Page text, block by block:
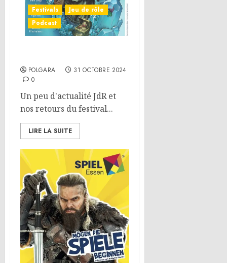
Festivals
Jeu de rôle
Podcast
POLGARA
31 OCTOBRE 2024
0
Un peu d'actualité JdR et
nos retours du festival...
LIRE LA SUITE